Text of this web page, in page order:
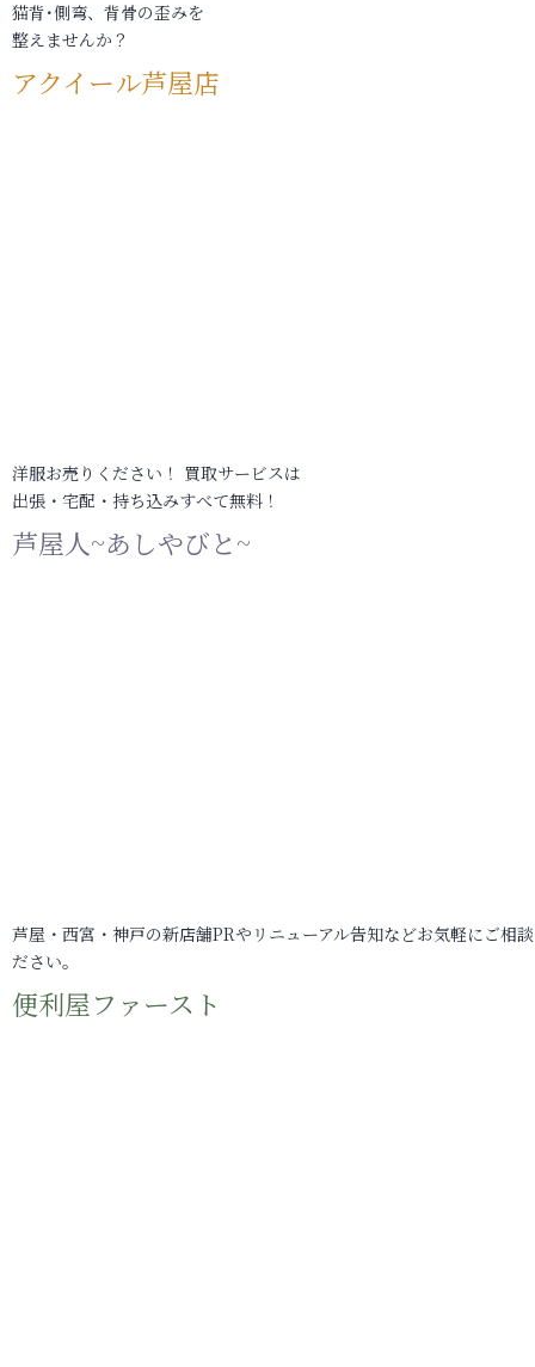
猫背･側弯、背骨の歪みを
整えませんか？
アクイール芦屋店
洋服お売りください！ 買取サービスは
出張・宅配・持ち込みすべて無料！
芦屋人~あしやびと~
芦屋・西宮・神戸の新店舗PRやリニューアル告知などお気軽にご相
ださい。
便利屋ファースト